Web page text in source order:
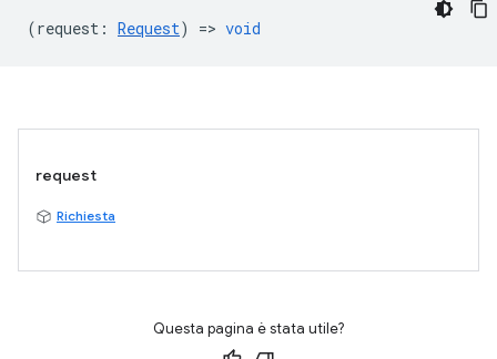
(request : Request) => void
request
Richiesta
Questa pagina è stata utile?